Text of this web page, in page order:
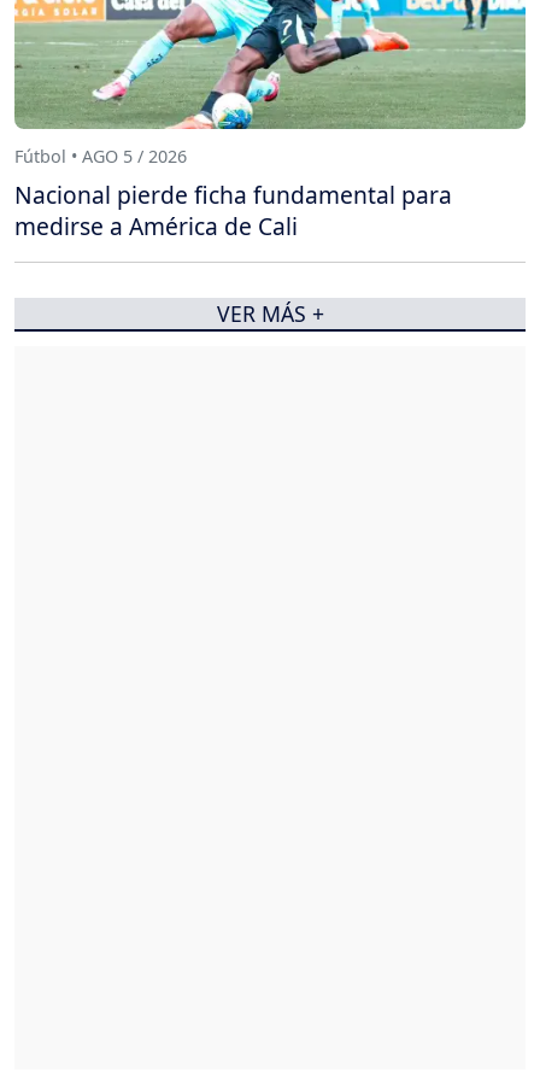
Fútbol • AGO 5 / 2026
Nacional pierde ficha fundamental para
medirse a América de Cali
VER MÁS +